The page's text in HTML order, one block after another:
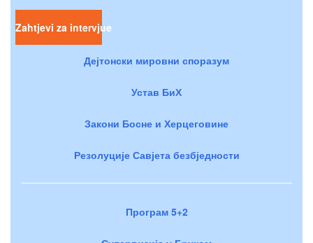
Zahtjevi za intervjue
Дејтонски мировни споразум
Устав БиХ
Закони Босне и Херцеговине
Резолуције Савјета безбједности
Програм 5+2